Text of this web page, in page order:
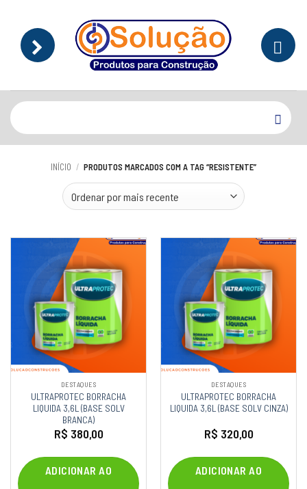
content
Pesquisar
por:
INÍCIO / PRODUTOS MARCADOS COM A TAG “RESISTENTE”
DESTAQUES
ULTRAPROTEC BORRACHA
LIQUIDA 3,6L (BASE SOLV
BRANCA)
R$ 380,00
ADICIONAR AO
DESTAQUES
ULTRAPROTEC BORRACHA
LIQUIDA 3,6L (BASE SOLV CINZA)
R$ 320,00
ADICIONAR AO